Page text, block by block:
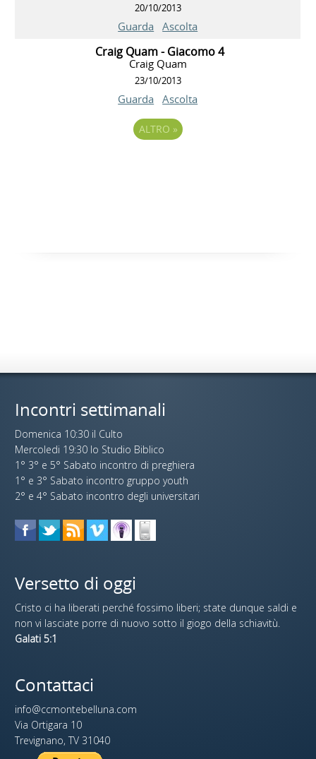
20/10/2013
Guarda Ascolta
Craig Quam - Giacomo 4
Craig Quam
23/10/2013
Guarda Ascolta
ALTRO »
Incontri settimanali
Domenica 10:30 il Culto
Mercoledi 19:30 lo Studio Biblico
1° 3° e 5° Sabato incontro di preghiera
1° e 3° Sabato incontro gruppo youth
2° e 4° Sabato incontro degli universitari
Versetto di oggi
Cristo ci ha liberati perché fossimo liberi; state dunque saldi e
non vi lasciate porre di nuovo sotto il giogo della schiavitù.
Galati 5:1
Contattaci
info@ccmontebelluna.com
Via Ortigara 10
Trevignano, TV 31040